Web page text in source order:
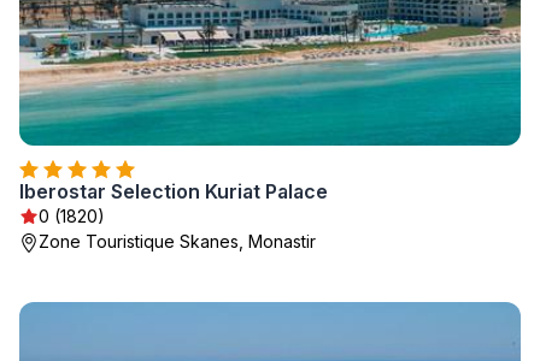
Iberostar Selection Kuriat Palace
0 (1820)
Zone Touristique Skanes, Monastir